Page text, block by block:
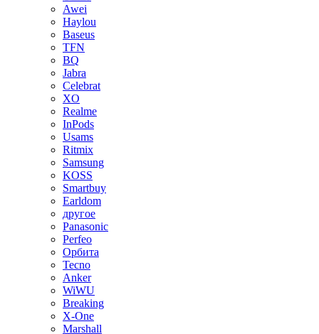
Awei
Haylou
Baseus
TFN
BQ
Jabra
Celebrat
XO
Realme
InPods
Usams
Ritmix
Samsung
KOSS
Smartbuy
Earldom
другое
Panasonic
Perfeo
Орбита
Tecno
Anker
WiWU
Breaking
X-One
Marshall